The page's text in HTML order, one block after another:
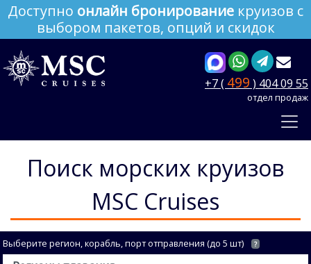
Доступно онлайн бронирование круизов с
выбором пакетов, опций и скидок
+7 ( 499 ) 404 09 55
отдел продаж
Поиск морских круизов
MSC Cruises
Выберите регион, корабль, порт отправления (до 5 шт) ?